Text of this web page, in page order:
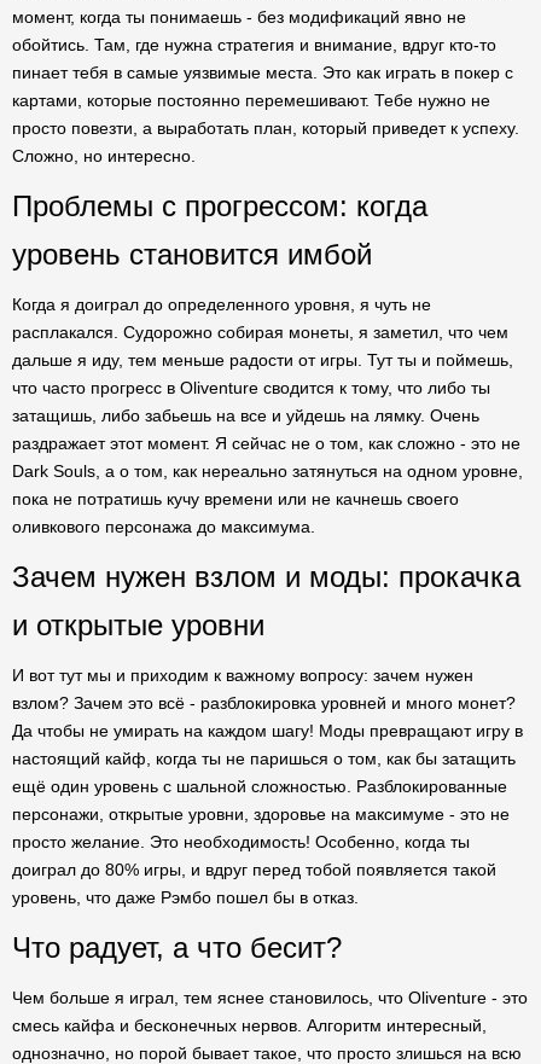
момент, когда ты понимаешь - без модификаций явно не
обойтись. Там, где нужна стратегия и внимание, вдруг кто-то
пинает тебя в самые уязвимые места. Это как играть в покер с
картами, которые постоянно перемешивают. Тебе нужно не
просто повезти, а выработать план, который приведет к успеху.
Сложно, но интересно.
Проблемы с прогрессом: когда
уровень становится имбой
Когда я доиграл до определенного уровня, я чуть не
расплакался. Судорожно собирая монеты, я заметил, что чем
дальше я иду, тем меньше радости от игры. Тут ты и поймешь,
что часто прогресс в Oliventure сводится к тому, что либо ты
затащишь, либо забьешь на все и уйдешь на лямку. Очень
раздражает этот момент. Я сейчас не о том, как сложно - это не
Dark Souls, а о том, как нереально затянуться на одном уровне,
пока не потратишь кучу времени или не качнешь своего
оливкового персонажа до максимума.
Зачем нужен взлом и моды: прокачка
и открытые уровни
И вот тут мы и приходим к важному вопросу: зачем нужен
взлом? Зачем это всё - разблокировка уровней и много монет?
Да чтобы не умирать на каждом шагу! Моды превращают игру в
настоящий кайф, когда ты не паришься о том, как бы затащить
ещё один уровень с шальной сложностью. Разблокированные
персонажи, открытые уровни, здоровье на максимуме - это не
просто желание. Это необходимость! Особенно, когда ты
доиграл до 80% игры, и вдруг перед тобой появляется такой
уровень, что даже Рэмбо пошел бы в отказ.
Что радует, а что бесит?
Чем больше я играл, тем яснее становилось, что Oliventure - это
смесь кайфа и бесконечных нервов. Алгоритм интересный,
однозначно, но порой бывает такое, что просто злишься на всю